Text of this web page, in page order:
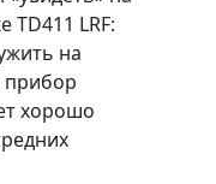
LRF:
на
прибор
хорошо